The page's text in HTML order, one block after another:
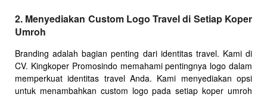
2. Menyediakan Custom Logo Travel di Setiap Koper
Umroh
Branding adalah bagian penting dari identitas travel. Kami di
CV. Kingkoper Promosindo memahami pentingnya logo dalam
memperkuat identitas travel Anda. Kami menyediakan opsi
untuk menambahkan custom logo pada setiap koper umroh